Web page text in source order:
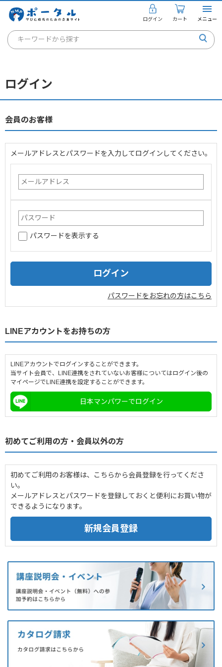
ログイン カート メニュー
キーワードから探す
通信講座
講座を探す
個人のお客様
法人のお客様
企業情報
採用情報
ログイン
会員のお客様
メールアドレスとパスワードを入力してログインしてください。
パスワードを表示する
パスワードをお忘れの方はこちら
LINEアカウントをお持ちの方
LINEアカウントでログインすることができます。
当サイト会員で、LINE連携をされていないお客様についてはログイン後の
マイページでLINE連携を設定することができます。
日本マンパワーでログイン
初めてご利用の方・会員以外の方
初めてご利用のお客様は、こちらから会員登録を行ってくださ
い。
メールアドレスとパスワードを登録しておくと便利にお買い物が
できるようになります。